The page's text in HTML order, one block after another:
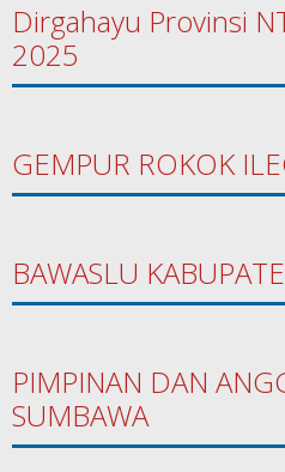
Dirgahayu Provinsi
2025
GEMPUR ROKOK
BAWASLU
PIMPINAN DAN
SUMBAWA